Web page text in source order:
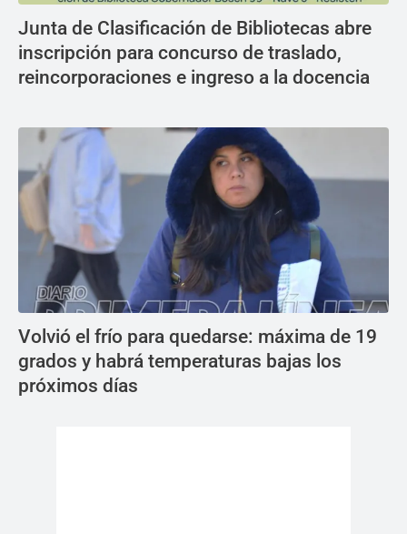
Junta de Clasificación de Bibliotecas abre
inscripción para concurso de traslado,
reincorporaciones e ingreso a la docencia
Volvió el frío para quedarse: máxima de 19
grados y habrá temperaturas bajas los
próximos días